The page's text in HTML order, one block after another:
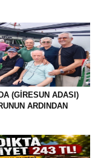
(GİRESUN ADASI)
ARDINDAN